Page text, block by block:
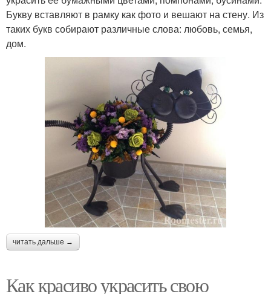
Букву вставляют в рамку как фото и вешают на стену. Из
таких букв собирают различные слова: любовь, семья,
дом.
читать дальше →
Как красиво украсить свою